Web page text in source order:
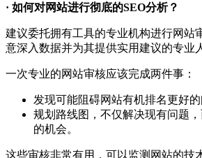
· 如何对网站进行彻底的SEO分析？
建议委托拥有工具的专业机构进行网站
意深入数据并为其提供实用建议的专业
一次专业的网站审核应该完成两件事：
发现可能阻碍网站有机排名更好的
规划路线图，不仅解决现有问题
的机会。
这些审核非常有用，可以监测网站的技